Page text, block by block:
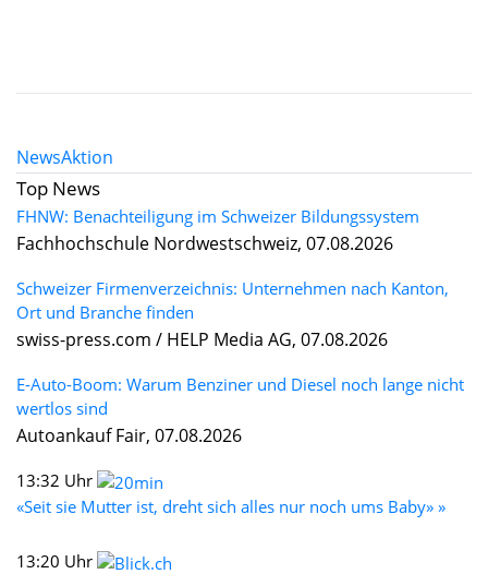
NewsAktion
Top News
FHNW: Benachteiligung im Schweizer Bildungssystem
Fachhochschule Nordwestschweiz, 07.08.2026
Schweizer Firmenverzeichnis: Unternehmen nach Kanton,
Ort und Branche finden
swiss-press.com / HELP Media AG, 07.08.2026
E-Auto-Boom: Warum Benziner und Diesel noch lange nicht
wertlos sind
Autoankauf Fair, 07.08.2026
13:32 Uhr
«Seit sie Mutter ist, dreht sich alles nur noch ums Baby» »
13:20 Uhr